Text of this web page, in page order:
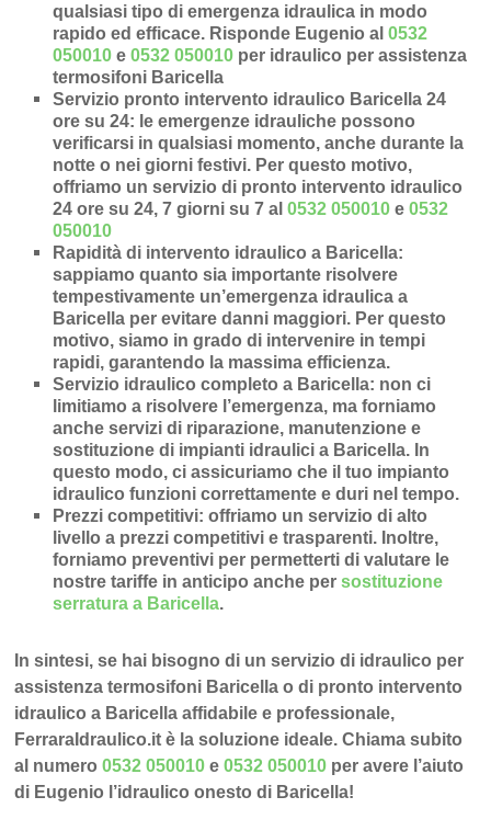
qualsiasi tipo di emergenza idraulica in modo
rapido ed efficace. Risponde Eugenio al0532
050010 e0532 050010 per idraulico per assistenza
termosifoni Baricella
Servizio pronto intervento idraulico Baricella 24
ore su 24: le emergenze idrauliche possono
verificarsi in qualsiasi momento, anche durante la
notte o nei giorni festivi. Per questo motivo,
offriamo un servizio di pronto intervento idraulico
24 ore su 24, 7 giorni su 7 al0532 050010 e0532
050010
Rapidità di intervento idraulico a Baricella:
sappiamo quanto sia importante risolvere
tempestivamente un’emergenza idraulica a
Baricella per evitare danni maggiori. Per questo
motivo, siamo in grado di intervenire intempi
rapidi, garantendo la massima efficienza.
Servizio idraulico completo a Baricella: non ci
limitiamo a risolvere l’emergenza, ma forniamo
ancheservizi di riparazione, manutenzione e
sostituzione di impianti idraulici a Baricella. In
questo modo, ci assicuriamo che il tuo impianto
idraulico funzioni correttamente e duri nel tempo.
Prezzi competitivi: offriamo unservizio di alto
livello a prezzi competitivi e trasparenti. Inoltre,
forniamo preventivi per permetterti di valutare le
nostre tariffe in anticipo anche persostituzione
serratura a Baricella.
In sintesi, se hai bisogno di un servizio di idraulico per
assistenza termosifoni Baricella o di pronto intervento
idraulico a Baricella affidabile e professionale,
FerraraIdraulico.it è la soluzione ideale. Chiama subito
al numero0532 050010 e0532 050010 per avere l’aiuto
di Eugenio l’idraulico onesto di Baricella!